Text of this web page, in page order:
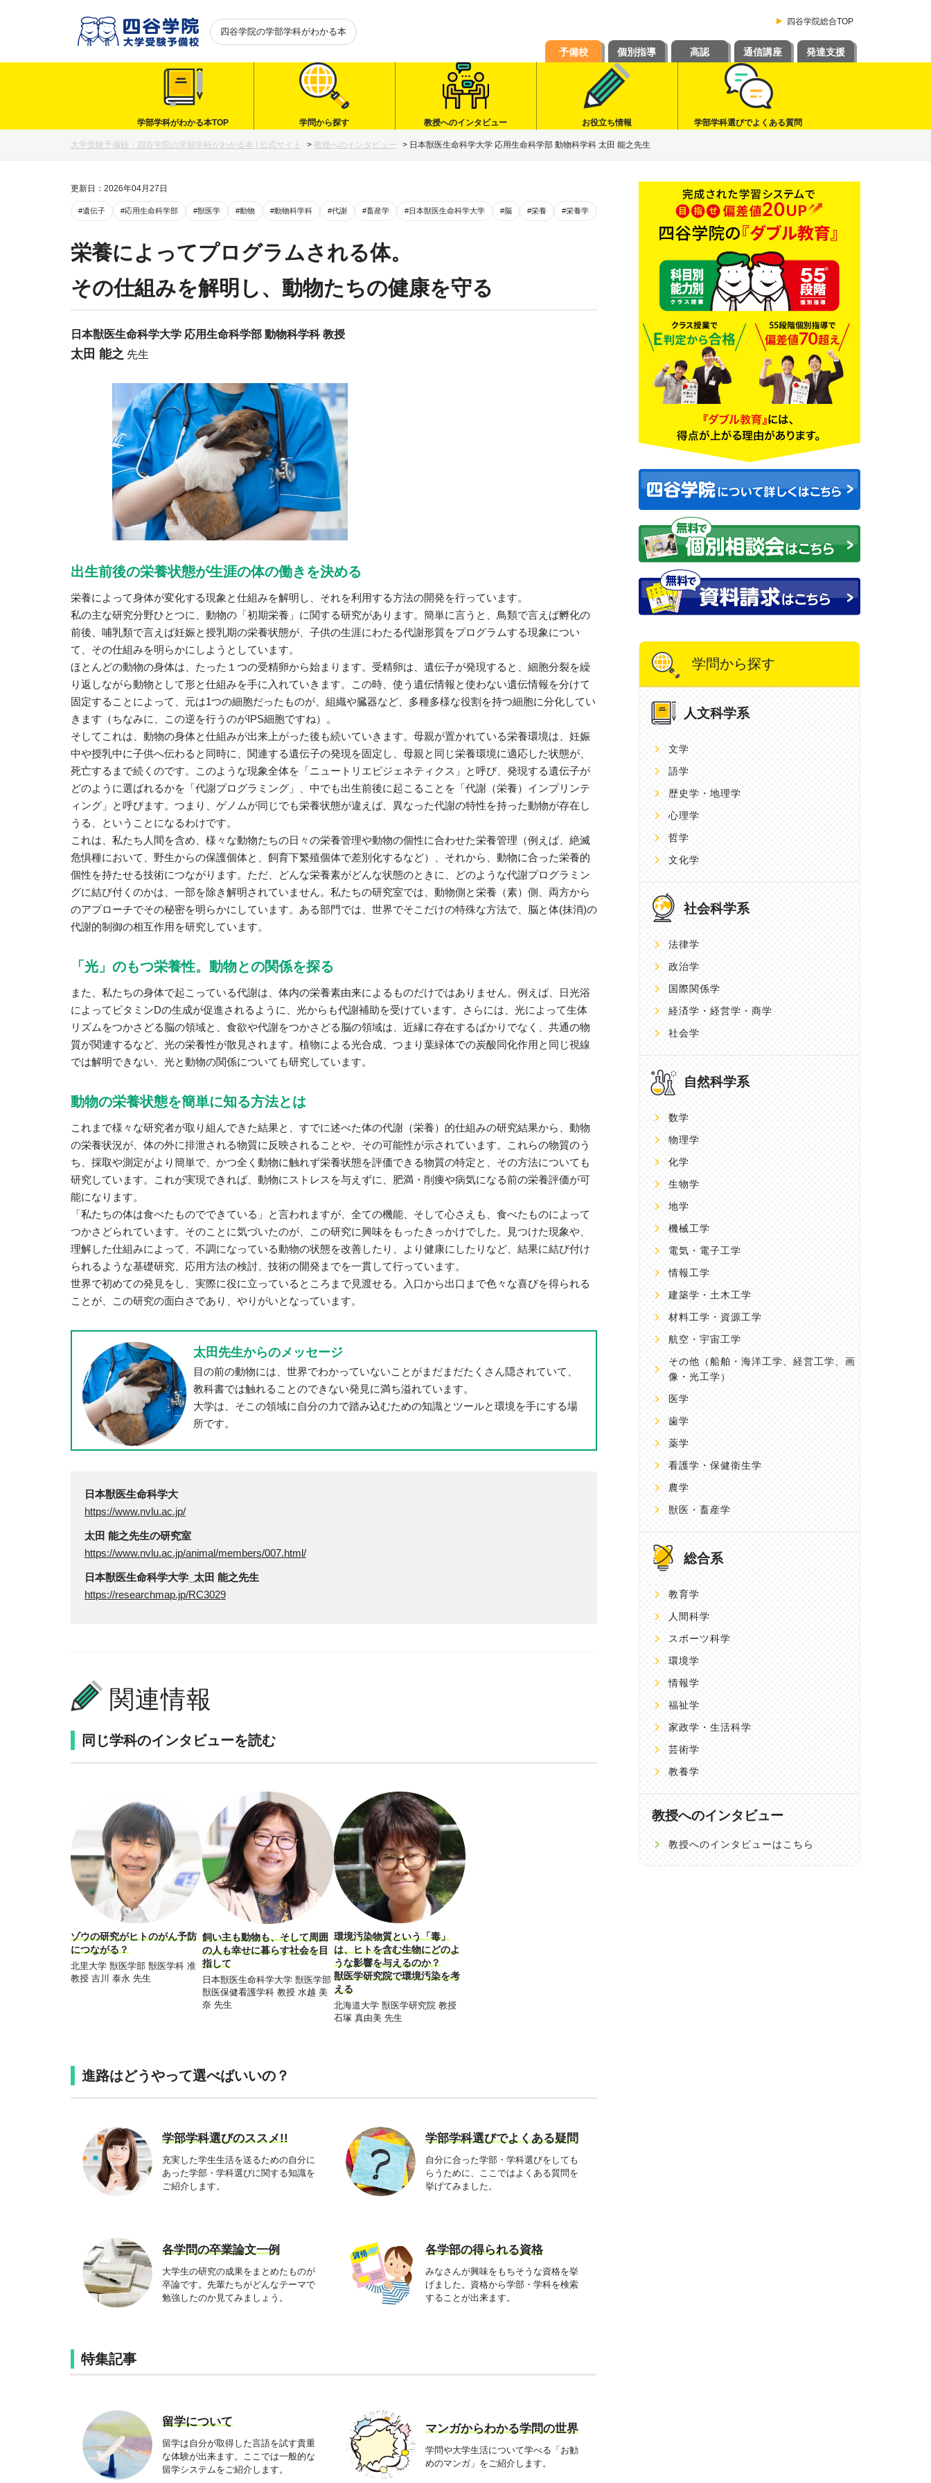
四谷学院の学部学科がわかる本
四谷学院総合TOP
予備校 個別指導 高認 通信講座 発達支援
学部学科がわかる本TOP 学問から探す 教授へのインタビュー お役立ち情報 学部学科選びでよくある質問
大学受験予備校・四谷学院の学部学科がわかる本 | 公式サイト > 教授へのインタビュー > 日本獣医生命科学大学 応用生命科学部 動物科学科 太田 能之先生
更新日：2026年04月27日
#遺伝子 #応用生命科学部 #獣医学 #動物 #動物科学科 #代謝 #畜産学 #日本獣医生命科学大学 #脳 #栄養 #栄養学
栄養によってプログラムされる体。
その仕組みを解明し、動物たちの健康を守る
日本獣医生命科学大学 応用生命科学部 動物科学科 教授
太田 能之 先生
出生前後の栄養状態が生涯の体の働きを決める
栄養によって身体が変化する現象と仕組みを解明し、それを利用する方法の開発を行っています。
私の主な研究分野ひとつに、動物の「初期栄養」に関する研究があります。簡単に言うと、鳥類で言えば孵化の
前後、哺乳類で言えば妊娠と授乳期の栄養状態が、子供の生涯にわたる代謝形質をプログラムする現象につい
て、その仕組みを明らかにしようとしています。
ほとんどの動物の身体は、たった１つの受精卵から始まります。受精卵は、遺伝子が発現すると、細胞分裂を繰
り返しながら動物として形と仕組みを手に入れていきます。この時、使う遺伝情報と使わない遺伝情報を分けて
固定することによって、元は1つの細胞だったものが、組織や臓器など、多種多様な役割を持つ細胞に分化してい
きます（ちなみに、この逆を行うのがIPS細胞ですね）。
そしてこれは、動物の身体と仕組みが出来上がった後も続いていきます。母親が置かれている栄養環境は、妊娠
中や授乳中に子供へ伝わると同時に、関連する遺伝子の発現を固定し、母親と同じ栄養環境に適応した状態が、
死亡するまで続くのです。このような現象全体を「ニュートリエピジェネティクス」と呼び、発現する遺伝子が
どのように選ばれるかを「代謝プログラミング」、中でも出生前後に起こることを「代謝（栄養）インプリンテ
ィング」と呼びます。つまり、ゲノムが同じでも栄養状態が違えば、異なった代謝の特性を持った動物が存在し
うる、ということになるわけです。
これは、私たち人間を含め、様々な動物たちの日々の栄養管理や動物の個性に合わせた栄養管理（例えば、絶滅
危惧種において、野生からの保護個体と、飼育下繁殖個体で差別化するなど）、それから、動物に合った栄養的
個性を持たせる技術につながります。ただ、どんな栄養素がどんな状態のときに、どのような代謝プログラミン
グに結び付くのかは、一部を除き解明されていません。私たちの研究室では、動物側と栄養（素）側、両方から
のアプローチでその秘密を明らかにしています。ある部門では、世界でそこだけの特殊な方法で、脳と体(抹消)の
代謝的制御の相互作用を研究しています。
「光」のもつ栄養性。動物との関係を探る
また、私たちの身体で起こっている代謝は、体内の栄養素由来によるものだけではありません。例えば、日光浴
によってビタミンDの生成が促進されるように、光からも代謝補助を受けています。さらには、光によって生体
リズムをつかさどる脳の領域と、食欲や代謝をつかさどる脳の領域は、近縁に存在するばかりでなく、共通の物
質が関連するなど、光の栄養性が散見されます。植物による光合成、つまり葉緑体での炭酸同化作用と同じ視線
では解明できない、光と動物の関係についても研究しています。
動物の栄養状態を簡単に知る方法とは
これまで様々な研究者が取り組んできた結果と、すでに述べた体の代謝（栄養）的仕組みの研究結果から、動物
の栄養状況が、体の外に排泄される物質に反映されることや、その可能性が示されています。これらの物質のう
ち、採取や測定がより簡単で、かつ全く動物に触れず栄養状態を評価できる物質の特定と、その方法についても
研究しています。これが実現できれば、動物にストレスを与えずに、肥満・削痩や病気になる前の栄養評価が可
能になります。
「私たちの体は食べたものでできている」と言われますが、全ての機能、そして心さえも、食べたものによって
つかさどられています。そのことに気づいたのが、この研究に興味をもったきっかけでした。見つけた現象や、
理解した仕組みによって、不調になっている動物の状態を改善したり、より健康にしたりなど、結果に結び付け
られるような基礎研究、応用方法の検討、技術の開発までを一貫して行っています。
世界で初めての発見をし、実際に役に立っているところまで見渡せる。入口から出口まで色々な喜びを得られる
ことが、この研究の面白さであり、やりがいとなっています。
太田先生からのメッセージ
目の前の動物には、世界でわかっていないことがまだまだたくさん隠されていて、
教科書では触れることのできない発見に満ち溢れています。
大学は、そこの領域に自分の力で踏み込むための知識とツールと環境を手にする場
所です。
日本獣医生命科学大
https://www.nvlu.ac.jp/
太田 能之先生の研究室
https://www.nvlu.ac.jp/animal/members/007.html/
日本獣医生命科学大学_太田 能之先生
https://researchmap.jp/RC3029
関連情報
同じ学科のインタビューを読む
ゾウの研究がヒトのがん予防
につながる？
北里大学 獣医学部 獣医学科 准
教授 吉川 泰永 先生
飼い主も動物も、そして周囲
の人も幸せに暮らす社会を目
指して
日本獣医生命科学大学 獣医学部
獣医保健看護学科 教授 水越 美
奈 先生
環境汚染物質という「毒」
は、ヒトを含む生物にどのよ
うな影響を与えるのか？
獣医学研究院で環境汚染を考
える
北海道大学 獣医学研究院 教授
石塚 真由美 先生
進路はどうやって選べばいいの？
学部学科選びのススメ!!
充実した学生生活を送るための自分に
あった学部・学科選びに関する知識を
ご紹介します。
学部学科選びでよくある疑問
自分に合った学部・学科選びをしても
らうために、ここではよくある質問を
挙げてみました。
各学問の卒業論文一例
大学生の研究の成果をまとめたものが
卒論です。先輩たちがどんなテーマで
勉強したのか見てみましょう。
各学部の得られる資格
みなさんが興味をもちそうな資格を挙
げました。資格から学部・学科を検索
することが出来ます。
特集記事
留学について
留学は自分が取得した言語を試す貴重
な体験が出来ます。ここでは一般的な
留学システムをご紹介します。
マンガからわかる学問の世界
学問や大学生活について学べる「お勧
めのマンガ」をご紹介します。
学問から探す
人文科学系
文学
語学
歴史学・地理学
心理学
哲学
文化学
社会科学系
法律学
政治学
国際関係学
経済学・経営学・商学
社会学
自然科学系
数学
物理学
化学
生物学
地学
機械工学
電気・電子工学
情報工学
建築学・土木工学
材料工学・資源工学
航空・宇宙工学
その他 （船舶・海洋工学、経営工学、画
像・光工学）
医学
歯学
薬学
看護学・保健衛生学
農学
獣医・畜産学
総合系
教育学
人間科学
スポーツ科学
環境学
情報学
福祉学
家政学・生活科学
芸術学
教養学
教授へのインタビュー
教授へのインタビューはこちら